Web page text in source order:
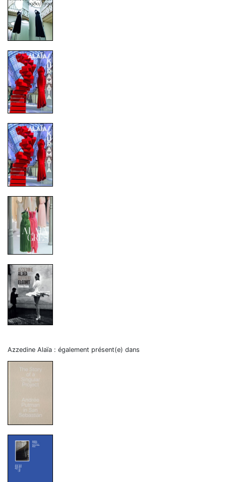
Azzedine Alaïa : également présent(e) dans